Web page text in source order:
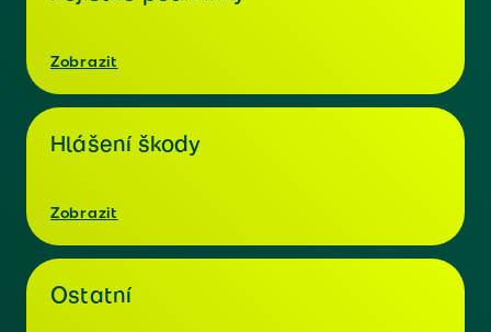
Zobrazit
Hlášení škody
Zobrazit
Ostatní